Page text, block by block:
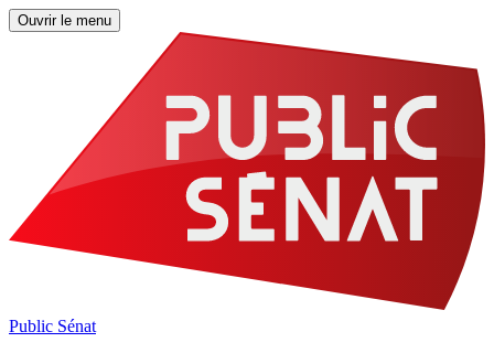
Ouvrir le menu
Public Sénat